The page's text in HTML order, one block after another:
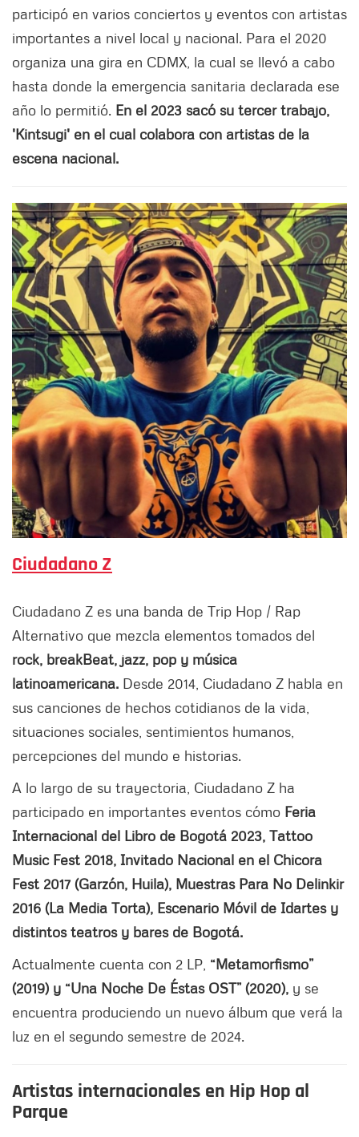
participó en varios conciertos y eventos con artistas
importantes a nivel local y nacional. Para el 2020
organiza una gira en CDMX, la cual se llevó a cabo
hasta donde la emergencia sanitaria declarada ese
año lo permitió. En el 2023 sacó su tercer trabajo,
'Kintsugi' en el cual colabora con artistas de la
escena nacional.
Ciudadano Z
Ciudadano Z es una banda de Trip Hop / Rap
Alternativo que mezcla elementos tomados del
rock, breakBeat, jazz, pop y música
latinoamericana. Desde 2014, Ciudadano Z habla en
sus canciones de hechos cotidianos de la vida,
situaciones sociales, sentimientos humanos,
percepciones del mundo e historias.
A lo largo de su trayectoria, Ciudadano Z ha
participado en importantes eventos cómo Feria
Internacional del Libro de Bogotá 2023, Tattoo
Music Fest 2018, Invitado Nacional en el Chicora
Fest 2017 (Garzón, Huila), Muestras Para No Delinkir
2016 (La Media Torta), Escenario Móvil de Idartes y
distintos teatros y bares de Bogotá.
Actualmente cuenta con 2 LP, “Metamorfismo”
(2019) y “Una Noche De Éstas OST” (2020), y se
encuentra produciendo un nuevo álbum que verá la
luz en el segundo semestre de 2024.
Artistas internacionales en Hip Hop al
Parque